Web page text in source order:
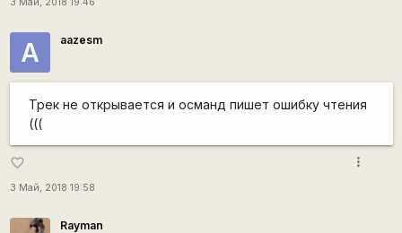
А aazesm
Трек не открывается и османд пишет ошибку чтения
(((
favorite_border
3 Май, 2018 19:58
more_vert
Rаyman